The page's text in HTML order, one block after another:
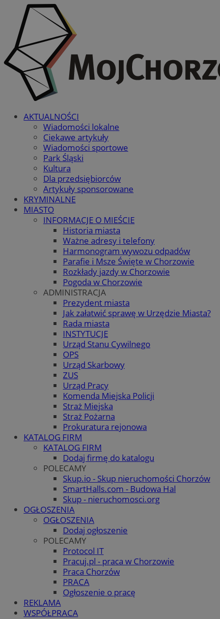
AKTUALNOŚCI
Wiadomości lokalne
Ciekawe artykuły
Wiadomości sportowe
Park Śląski
Kultura
Dla przedsiębiorców
Artykuły sponsorowane
KRYMINALNE
MIASTO
INFORMACJE O MIEŚCIE
Historia miasta
Ważne adresy i telefony
Harmonogram wywozu odpadów
Parafie i Msze Święte w Chorzowie
Rozkłady jazdy w Chorzowie
Pogoda w Chorzowie
ADMINISTRACJA
Prezydent miasta
Jak załatwić sprawę w Urzędzie Miasta?
Rada miasta
INSTYTUCJE
Urząd Stanu Cywilnego
OPS
Urząd Skarbowy
ZUS
Urząd Pracy
Komenda Miejska Policji
Straż Miejska
Straż Pożarna
Prokuratura rejonowa
KATALOG FIRM
KATALOG FIRM
Dodaj firmę do katalogu
POLECAMY
Skup.io - Skup nieruchomości Chorzów
SmartHalls.com - Budowa Hal
Skup - nieruchomosci.org
OGŁOSZENIA
OGŁOSZENIA
Dodaj ogłoszenie
POLECAMY
Protocol IT
Pracuj.pl - praca w Chorzowie
Praca Chorzów
PRACA
Ogłoszenie o pracę
REKLAMA
WSPÓŁPRACA